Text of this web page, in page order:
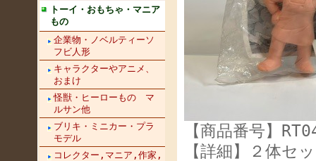
トーイ・おもちゃ・マニア
もの
企業物・ノベルティーソ
フビ人形
キャラクターやアニメ、
おまけ
怪獣・ヒーローもの マ
ルサン他
ブリキ・ミニカー・プラ
モデル
コレクター,マニア,作家,
【商品番号】
【詳細】２体セ